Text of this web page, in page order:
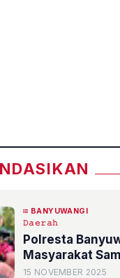
BANYUWANGI
𝙳𝚊𝚎𝚛𝚊𝚑
Polresta
Masyarakat
15 NOVEMBER 2025